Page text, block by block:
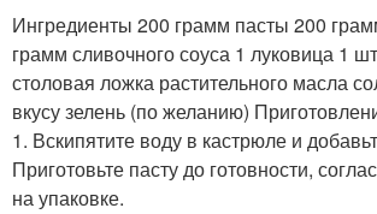
Ингредиенты 200 грамм пасты 200
грамм сливочного соуса 1 луковица 1
столовая ложка растительного масла
вкусу зелень (по желанию)
1. Вскипятите воду в кастрюле и
Приготовьте пасту до готовности,
на упаковке.